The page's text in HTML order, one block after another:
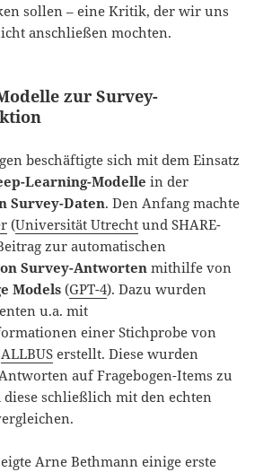
sollen – eine Kritik, der wir uns
anschließen mochten.
zur Survey-
beschäftigte sich mit dem Einsatz
Learning-Modelle in der
Survey-Daten. Den Anfang machte
(Universität Utrecht und SHARE-
zur automatischen
Survey-Antworten mithilfe von
Models(GPT-4). Dazu wurden
u.a. mit
einer Stichprobe von
ALLBUS erstellt. Diese wurden
auf Fragebogen-Items zu
schließlich mit den echten
Arne Bethmann einige erste